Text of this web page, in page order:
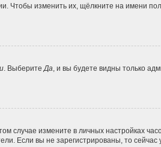
Чтобы изменить их, щёлкните на имени
. Выберите Да , и вы будете видны только
случае измените в личных настройках
Если вы не зарегистрированы, то